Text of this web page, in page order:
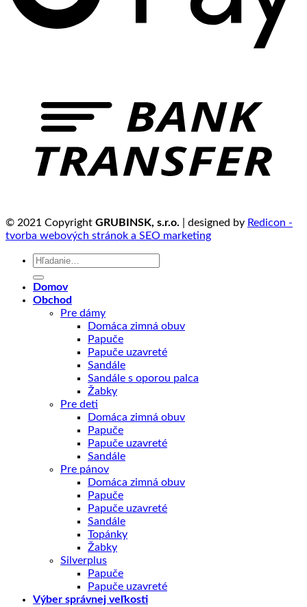
© 2021 Copyright GRUBINSK, s.r.o. | designed by Redicon -
tvorba webových stránok a SEO marketing
Hľadať:
Domov
Obchod
Pre dámy
Domáca zimná obuv
Papuče
Papuče uzavreté
Sandále
Sandále s oporou palca
Žabky
Pre deti
Domáca zimná obuv
Papuče
Papuče uzavreté
Sandále
Pre pánov
Domáca zimná obuv
Papuče
Papuče uzavreté
Sandále
Topánky
Žabky
Silverplus
Papuče
Papuče uzavreté
Výber správnej veľkosti